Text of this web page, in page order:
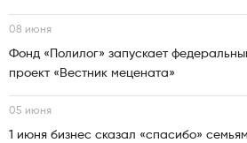
08 июня
Фонд «Полилог» запускает
проект «Вестник мецената»
05 июня
1 июня бизнес сказал «спасибо»